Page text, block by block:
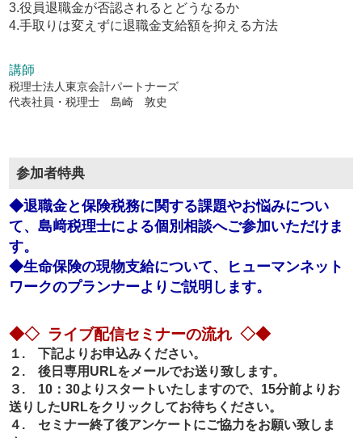
3.役員退職金が否認されるとどうなるか
4.手取りは変えずに退職金支給額を抑える方法
講師
税理士法人東京会計パートナーズ
代表社員・税理士 島崎 敦史
参加者特典
◆退職金と保険税務に関する課題やお悩みについ
て、島﨑税理士による個別相談へご参加いただけま
す。
◆生命保険の現物支給について、ヒューマンネット
ワークのプランナーよりご説明します。
◆◇ ライブ配信セミナーの流れ ◇◆
１. 下記よりお申込みください。
２. 後日専用URLをメールでお送り致します。
３. 10：30よりスタートいたしますので、15分前よりお
送りしたURLをクリックしてお待ちください。
４. セミナー終了後アンケートにご協力をお願い致しま